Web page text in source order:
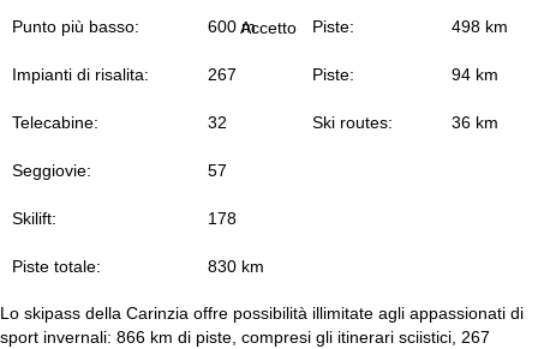
Accetto
a
g
Punto più basso: 600 m Piste: 498 km
Impianti di risalita: 267 Piste: 94 km
Telecabine: 32 Ski routes: 36 km
Seggiovie: 57
Skilift: 178
Piste totale: 830 km
Lo skipass della Carinzia offre possibilità illimitate agli appassionati di
sport invernali: 866 km di piste, compresi gli itinerari sciistici, 267